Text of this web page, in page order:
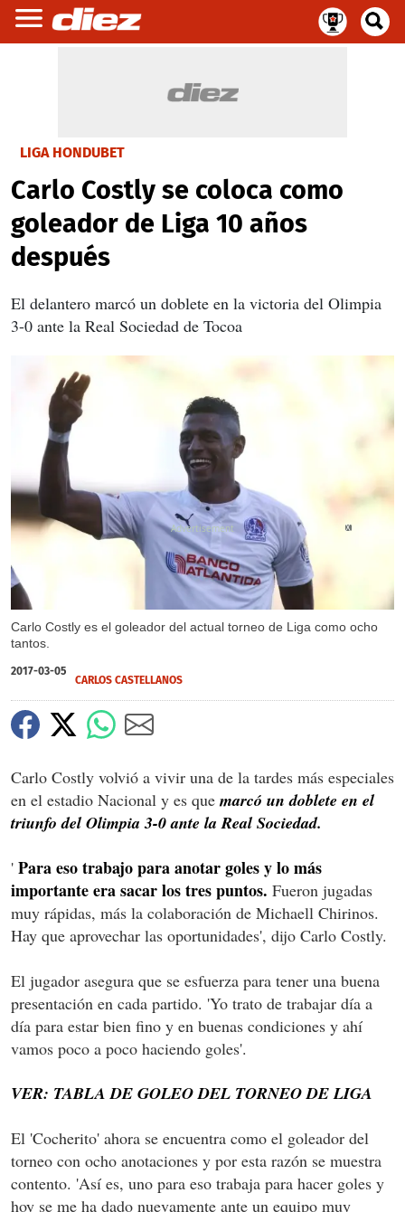
LIGA HONDUBET
Carlo Costly se coloca como
goleador de Liga 10 años
después
El delantero marcó un doblete en la victoria del Olimpia
3-0 ante la Real Sociedad de Tocoa
Carlo Costly es el goleador del actual torneo de Liga como ocho
tantos.
X
2017-03-05
CARLOS CASTELLANOS
Carlo Costly volvió a vivir una de la tardes más especiales
en el estadio Nacional y es que marcó un doblete en el
triunfo del Olimpia 3-0 ante la Real Sociedad.
' Para eso trabajo para anotar goles y lo más
importante era sacar los tres puntos. Fueron jugadas
muy rápidas, más la colaboración de Michaell Chirinos.
Hay que aprovechar las oportunidades', dijo Carlo Costly.
El jugador asegura que se esfuerza para tener una buena
presentación en cada partido. 'Yo trato de trabajar día a
día para estar bien fino y en buenas condiciones y ahí
vamos poco a poco haciendo goles'.
VER: TABLA DE GOLEO DEL TORNEO DE LIGA
El 'Cocherito' ahora se encuentra como el goleador del
torneo con ocho anotaciones y por esta razón se muestra
contento. 'Así es, uno para eso trabaja para hacer goles y
hoy se me ha dado nuevamente ante un equipo muy